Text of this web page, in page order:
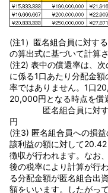
(注1）匿名組合員に対す
の算出式に基づいて計算さ
(注2) 表中の償還率は、
に係る1口あたり分配金
率ではありません。1口
20,000円となる時点を償
匿名組合員に対する
円
(注3) 匿名組合員への損
該利益の額に対して
徴収が行われます。なお
後の税率により計算が行
る分配金額が匿名組合出
額をいいます。したがっ